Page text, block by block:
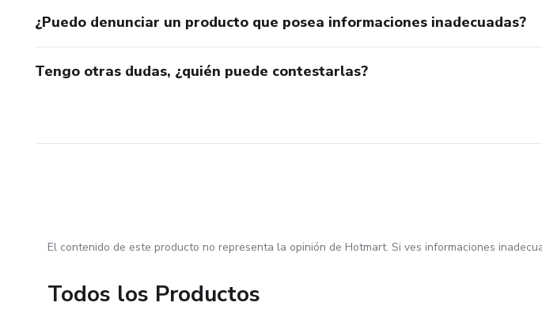
¿Puedo denunciar un producto que posea informaciones inadecuadas?
Tengo otras dudas, ¿quién puede contestarlas?
El contenido de este producto no representa la opinión de Hotmart. Si ves informaciones
Todos los Productos